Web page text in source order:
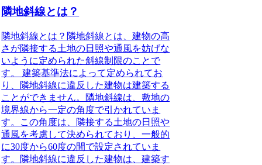
隣地斜線とは？
隣地斜線とは？隣地斜線とは、建物の高
さが隣接する土地の日照や通風を妨げな
いように定められた斜線制限のことで
す。 建築基準法によって定められてお
り、隣地斜線に違反した建物は建築する
ことができません。隣地斜線は、敷地の
境界線から一定の角度で引かれていま
す。この角度は、隣接する土地の日照や
通風を考慮して決められており、一般的
に30度から60度の間で設定されていま
す。隣地斜線に違反した建物は、建築す